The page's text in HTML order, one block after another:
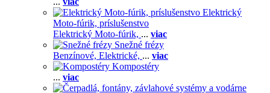
Elektrický
Moto-fúrik, príslušenstvo
Elektrický Moto-fúrik, ... viac
Snežné frézy
Benzínové, Elektrické, ... viac
Kompostéry
... viac